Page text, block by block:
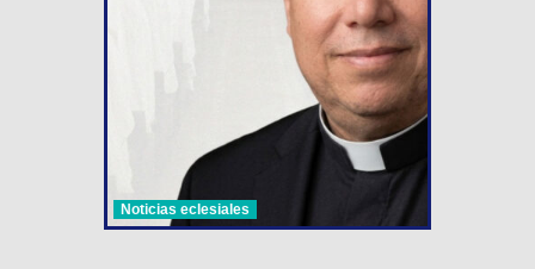
Noticias eclesiales